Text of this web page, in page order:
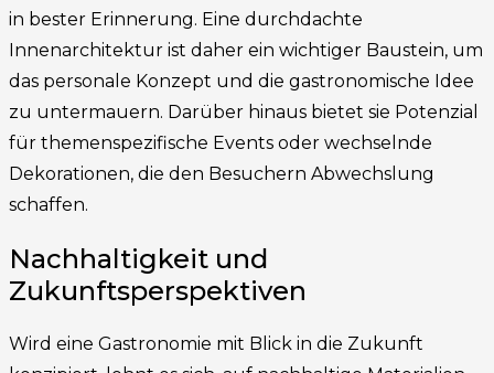
in bester Erinnerung. Eine durchdachte
Innenarchitektur ist daher ein wichtiger Baustein, um
das personale Konzept und die gastronomische Idee
zu untermauern. Darüber hinaus bietet sie Potenzial
für themenspezifische Events oder wechselnde
Dekorationen, die den Besuchern Abwechslung
schaffen.
Nachhaltigkeit und
Zukunftsperspektiven
Wird eine Gastronomie mit Blick in die Zukunft